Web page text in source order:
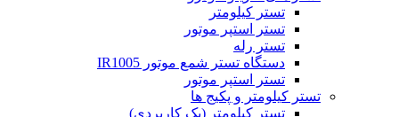
تستر کیلومتر
تستر استپر موتور
تستر رله
دستگاه تستر شمع موتور IR1005
تستر استپر موتور
تستر کیلومتر و پکیج ها
تستر کیلومتر (پک کاربردی)